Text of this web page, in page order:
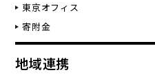
東京オフィス
寄附金
地域連携